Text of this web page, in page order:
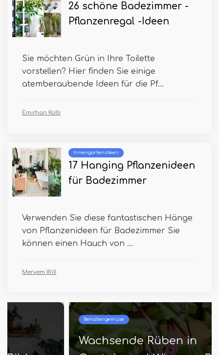
26 schöne Badezimmer -
Pflanzenregal -Ideen
Sie möchten Grün in Ihre Toilette
vorstellen? Hier finden Sie einige
atemberaubende Ideen für die Pf...
Emirhan Kolb
Innengartenideen
17 Hanging Pflanzenideen
für Badezimmer
Verwenden Sie diese fantastischen Hänge
von Pflanzenideen für Badezimmer Sie
können einen Hauch von ...
Meryem Will
Behältergemüse
Wachsende Rüben in